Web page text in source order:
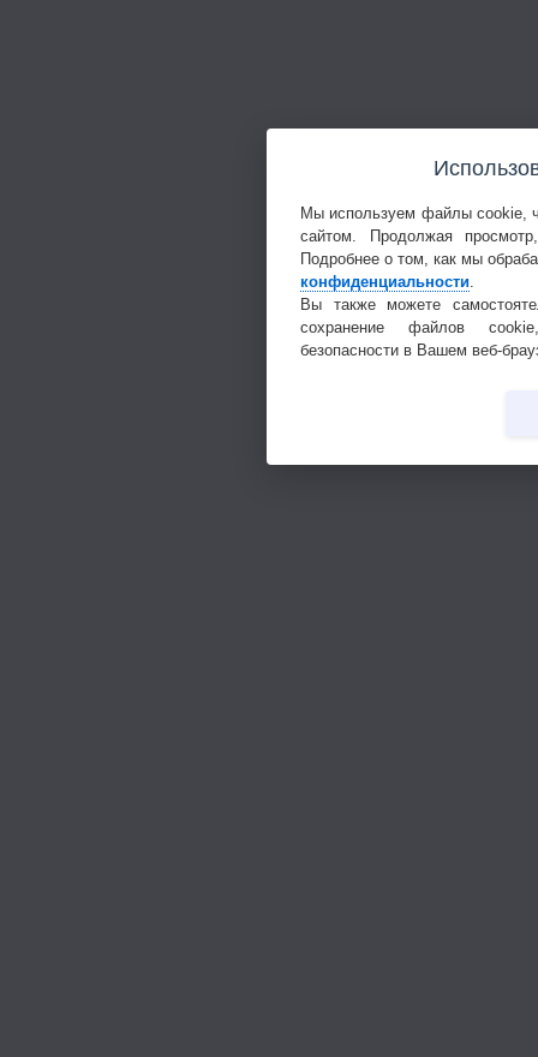
Мы используем файлы cookie,
сайтом. Продолжая
Подробнее о том, как мы
конфиденциальности.
Вы также можете
сохранение файлов
безопасности в Вашем веб-